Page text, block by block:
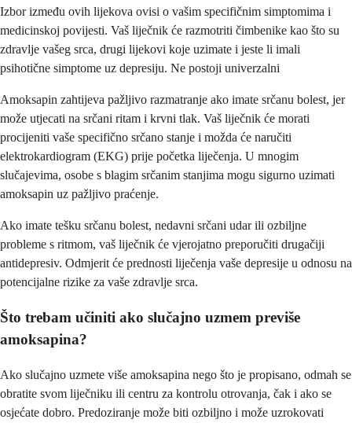
Izbor između ovih lijekova ovisi o vašim specifičnim simptomima i
medicinskoj povijesti. Vaš liječnik će razmotriti čimbenike kao što su
zdravlje vašeg srca, drugi lijekovi koje uzimate i jeste li imali
psihotične simptome uz depresiju. Ne postoji univerzalni
Amoksapin zahtijeva pažljivo razmatranje ako imate srčanu bolest, jer
može utjecati na srčani ritam i krvni tlak. Vaš liječnik će morati
procijeniti vaše specifično srčano stanje i možda će naručiti
elektrokardiogram (EKG) prije početka liječenja. U mnogim
slučajevima, osobe s blagim srčanim stanjima mogu sigurno uzimati
amoksapin uz pažljivo praćenje.
Ako imate tešku srčanu bolest, nedavni srčani udar ili ozbiljne
probleme s ritmom, vaš liječnik će vjerojatno preporučiti drugačiji
antidepresiv. Odmjerit će prednosti liječenja vaše depresije u odnosu na
potencijalne rizike za vaše zdravlje srca.
Što trebam učiniti ako slučajno uzmem previše
amoksapina?
Ako slučajno uzmete više amoksapina nego što je propisano, odmah se
obratite svom liječniku ili centru za kontrolu otrovanja, čak i ako se
osjećate dobro. Predoziranje može biti ozbiljno i može uzrokovati